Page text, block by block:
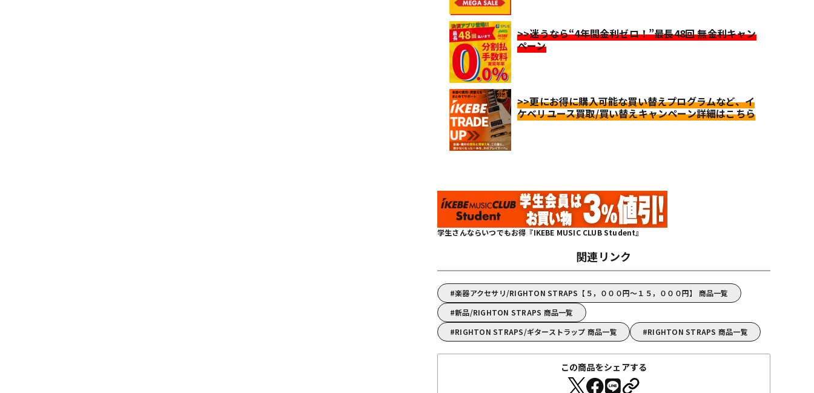
>>迷うなら“4年間金利ゼロ！”最長48回 無金利キャン
ペーン
>>更にお得に購入可能な買い替えプログラムなど、イ
ケベリユース買取/買い替えキャンペーン詳細はこちら
学生さんならいつでもお得『IKEBE MUSIC CLUB Student』
関連リンク
楽器アクセサリ/RIGHTON STRAPS【５，０００円～１５，０００円】 商品一覧
新品/RIGHTON STRAPS 商品一覧
RIGHTON STRAPS/ギターストラップ 商品一覧
RIGHTON STRAPS 商品一覧
この商品をシェアする